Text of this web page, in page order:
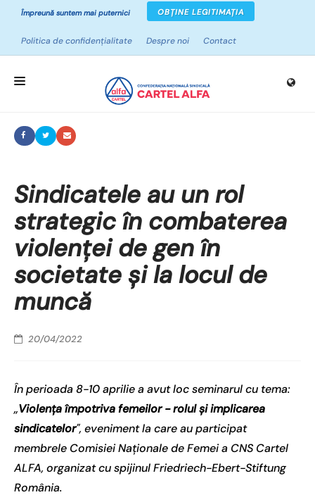
Împreună suntem mai puternici OBȚINE LEGITIMAȚIA
Politica de confidențialitate Despre noi Contact
ACASĂ
CAMPANII
PROIECTE
NOUTĂȚI
RESURSE
Sindicatele au un rol
strategic în combaterea
violenței de gen în
societate și la locul de
muncă
20/04/2022
În perioada 8-10 aprilie a avut loc seminarul cu tema:
„Violența împotriva femeilor - rolul și implicarea
sindicatelor", eveniment la care au participat
membrele Comisiei Naționale de Femei a CNS Cartel
ALFA, organizat cu spijinul Friedriech-Ebert-Stiftung
România.